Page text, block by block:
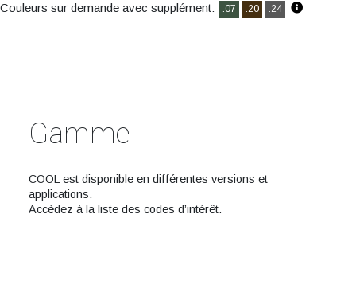
Couleurs sur demande avec supplément: .07 .20 .24
Gamme
COOL est disponible en différentes versions et
applications.
Accèdez à la liste des codes d’intérêt.